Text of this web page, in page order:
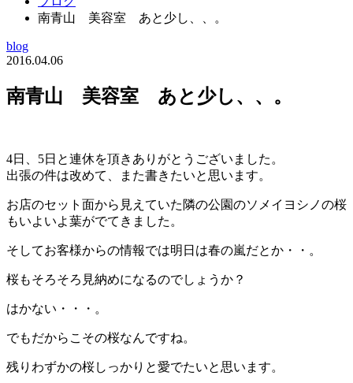
南青山 美容室 あと少し、、。
blog
2016.04.06
南青山 美容室 あと少し、、。
4日、5日と連休を頂きありがとうございました。
出張の件は改めて、また書きたいと思います。
お店のセット面から見えていた隣の公園のソメイヨシノの桜
もいよいよ葉がでてきました。
そしてお客様からの情報では明日は春の嵐だとか・・。
桜もそろそろ見納めになるのでしょうか？
はかない・・・。
でもだからこその桜なんですね。
残りわずかの桜しっかりと愛でたいと思います。